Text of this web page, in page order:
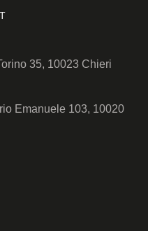
35, 10023 Chieri
Emanuele 103, 10020